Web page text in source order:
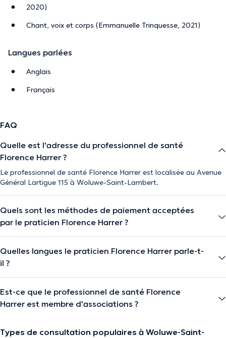
2020)
Chant, voix et corps (Emmanuelle Trinquesse, 2021)
Langues parlées
Anglais
Français
FAQ
Quelle est l'adresse du professionnel de santé
Florence Harrer ?
Le professionnel de santé Florence Harrer est localisée au Avenue
Général Lartigue 115 à Woluwe-Saint-Lambert.
Quels sont les méthodes de paiement acceptées
par le praticien Florence Harrer ?
Quelles langues le praticien Florence Harrer parle-t-
il ?
Est-ce que le professionnel de santé Florence
Harrer est membre d'associations ?
Types de consultation populaires à Woluwe-Saint-